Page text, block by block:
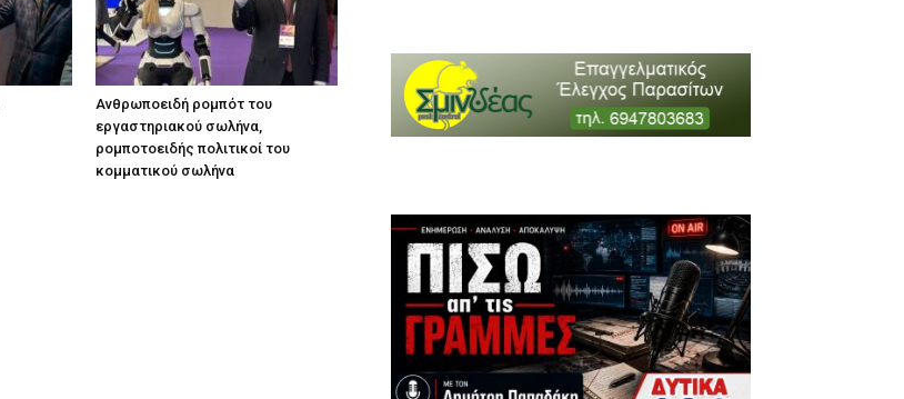
Ανθρωποειδή ρομπότ του
εργαστηριακού σωλήνα,
ρομποτοειδής πολιτικοί του
κομματικού σωλήνα